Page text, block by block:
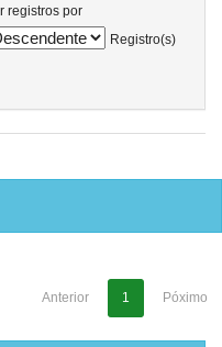
registros por
Registro(s)
Anterior 1 Póximo